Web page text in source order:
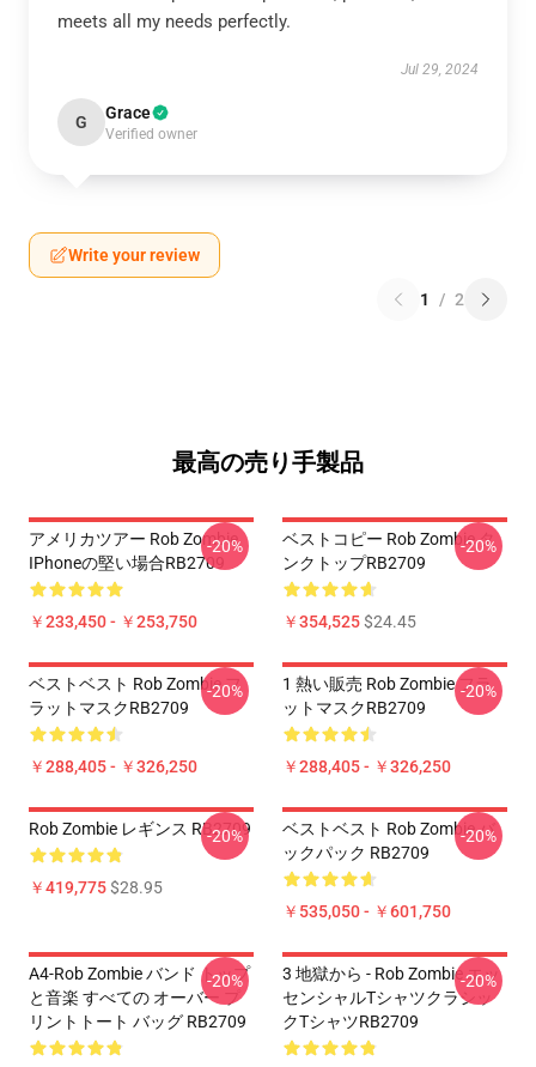
meets all my needs perfectly.
Jul 29, 2024
G Grace
Verified owner
Write your review
1 / 2
最高の売り手製品
アメリカツアー Rob Zombie
IPhoneの堅い場合RB2709
￥233,450 - ￥253,750
-20%
ベストコピー Rob Zombie タ
ンクトップRB2709
￥354,525$24.45
-20%
ベストベスト Rob Zombie フ
ラットマスクRB2709
￥288,405 - ￥326,250
-20%
1 熱い販売 Rob Zombie フラ
ットマスクRB2709
￥288,405 - ￥326,250
-20%
Rob Zombie レギンス RB2709
￥419,775$28.95
-20%
ベストベスト Rob Zombie バ
ックパック RB2709
￥535,050 - ￥601,750
-20%
A4-Rob Zombie バンド トップ
と音楽 すべての オーバー プ
リントトート バッグ RB2709
-20%
3 地獄から - Rob Zombie エッ
センシャルTシャツクラシッ
クTシャツRB2709
-20%